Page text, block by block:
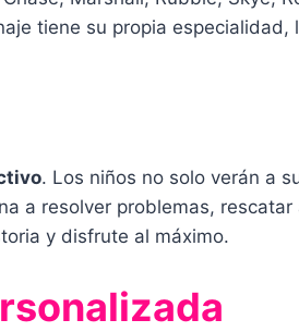
tiene su propia
. Los niños no solo verán a
a resolver problemas,
y disfrute al máximo.